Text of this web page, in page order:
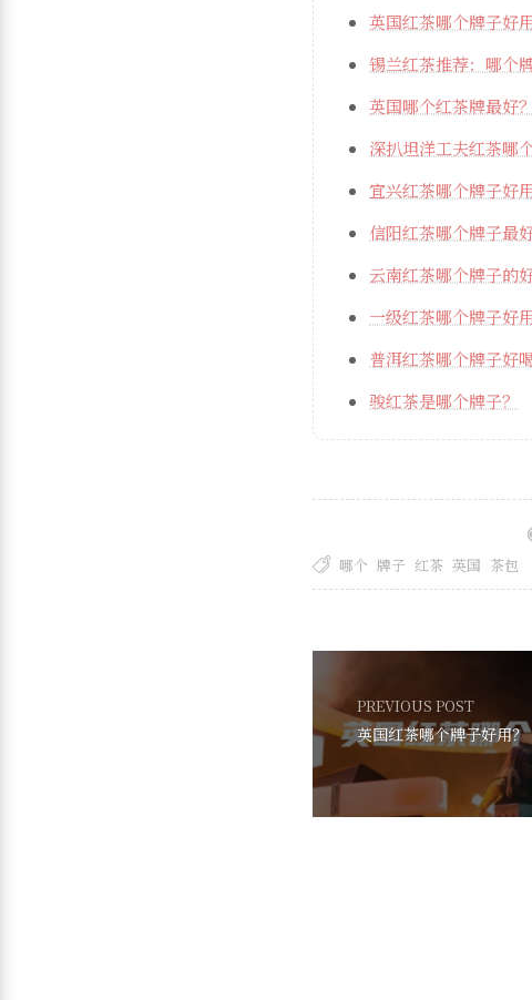
英国红茶哪个牌子好用
锡兰红茶推荐：哪个
英国哪个红茶牌最好？
深扒坦洋工夫红茶哪
宜兴红茶哪个牌子好用
信阳红茶哪个牌子最好
云南红茶哪个牌子的
一级红茶哪个牌子好用
普洱红茶哪个牌子好喝
骏红茶是哪个牌子？
哪个 牌子 红茶 英国 茶包
PREVIOUS POST
英国红茶哪个牌子好用？